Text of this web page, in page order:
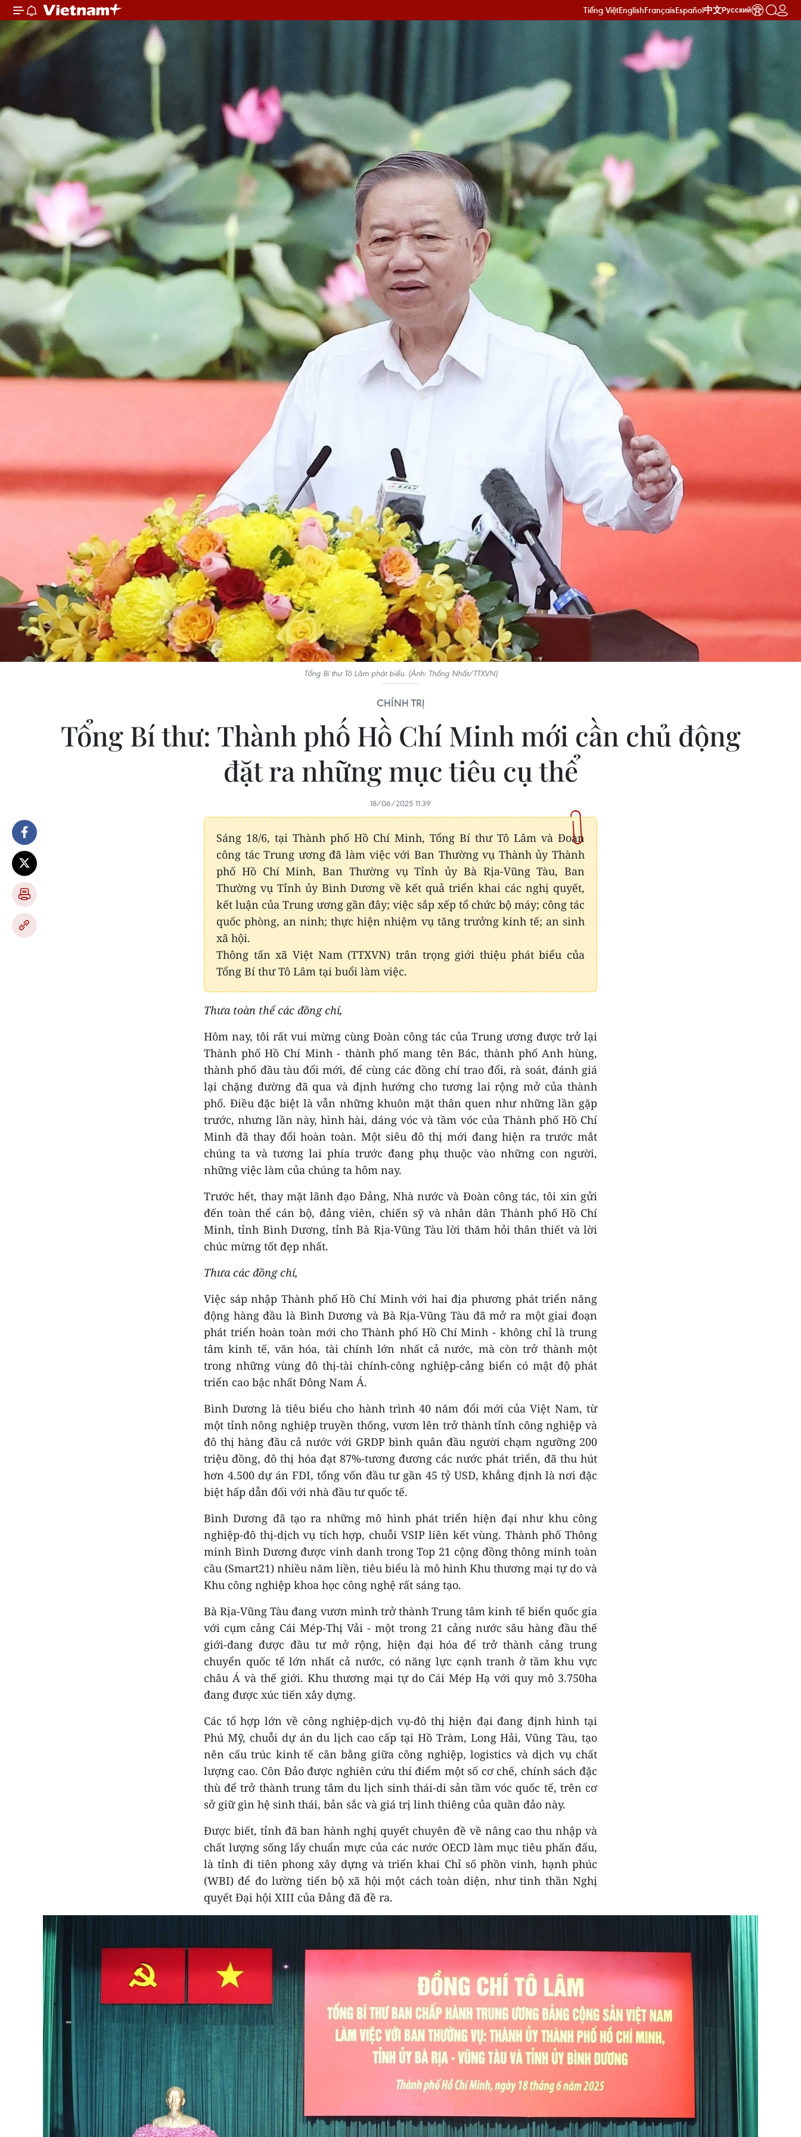
Tiếng ViệtEnglishFrançaisEspañol中文Русский
Tổng Bí thư Tô Lâm phát biểu. (Ảnh: Thống Nhất/TTXVN)
CHÍNH TRỊ
Tổng Bí thư: Thành phố Hồ Chí Minh mới cần chủ động
đặt ra những mục tiêu cụ thể
18/06/2025 11:39
Sáng 18/6, tại Thành phố Hồ Chí Minh, Tổng Bí thư Tô Lâm và Đoàn
công tác Trung ương đã làm việc với Ban Thường vụ Thành ủy Thành
phố Hồ Chí Minh, Ban Thường vụ Tỉnh ủy Bà Rịa-Vũng Tàu, Ban
Thường vụ Tỉnh ủy Bình Dương về kết quả triển khai các nghị quyết,
kết luận của Trung ương gần đây; việc sắp xếp tổ chức bộ máy; công tác
quốc phòng, an ninh; thực hiện nhiệm vụ tăng trưởng kinh tế; an sinh
xã hội.
Thông tấn xã Việt Nam (TTXVN) trân trọng giới thiệu phát biểu của
Tổng Bí thư Tô Lâm tại buổi làm việc.
Thưa toàn thể các đồng chí,
Hôm nay, tôi rất vui mừng cùng Đoàn công tác của Trung ương được trở lại
Thành phố Hồ Chí Minh - thành phố mang tên Bác, thành phố Anh hùng,
thành phố đầu tàu đổi mới, để cùng các đồng chí trao đổi, rà soát, đánh giá
lại chặng đường đã qua và định hướng cho tương lai rộng mở của thành
phố. Điều đặc biệt là vẫn những khuôn mặt thân quen như những lần gặp
trước, nhưng lần này, hình hài, dáng vóc và tầm vóc của Thành phố Hồ Chí
Minh đã thay đổi hoàn toàn. Một siêu đô thị mới đang hiện ra trước mắt
chúng ta và tương lai phía trước đang phụ thuộc vào những con người,
những việc làm của chúng ta hôm nay.
Trước hết, thay mặt lãnh đạo Đảng, Nhà nước và Đoàn công tác, tôi xin gửi
đến toàn thể cán bộ, đảng viên, chiến sỹ và nhân dân Thành phố Hồ Chí
Minh, tỉnh Bình Dương, tỉnh Bà Rịa-Vũng Tàu lời thăm hỏi thân thiết và lời
chúc mừng tốt đẹp nhất.
Thưa các đồng chí,
Việc sáp nhập Thành phố Hồ Chí Minh với hai địa phương phát triển năng
động hàng đầu là Bình Dương và Bà Rịa-Vũng Tàu đã mở ra một giai đoạn
phát triển hoàn toàn mới cho Thành phố Hồ Chí Minh - không chỉ là trung
tâm kinh tế, văn hóa, tài chính lớn nhất cả nước, mà còn trở thành một
trong những vùng đô thị-tài chính-công nghiệp-cảng biển có mật độ phát
triển cao bậc nhất Đông Nam Á.
Bình Dương là tiêu biểu cho hành trình 40 năm đổi mới của Việt Nam, từ
một tỉnh nông nghiệp truyền thống, vươn lên trở thành tỉnh công nghiệp và
đô thị hàng đầu cả nước với GRDP bình quân đầu người chạm ngưỡng 200
triệu đồng, đô thị hóa đạt 87%-tương đương các nước phát triển, đã thu hút
hơn 4.500 dự án FDI, tổng vốn đầu tư gần 45 tỷ USD, khẳng định là nơi đặc
biệt hấp dẫn đối với nhà đầu tư quốc tế.
Bình Dương đã tạo ra những mô hình phát triển hiện đại như khu công
nghiệp-đô thị-dịch vụ tích hợp, chuỗi VSIP liên kết vùng. Thành phố Thông
minh Bình Dương được vinh danh trong Top 21 cộng đồng thông minh toàn
cầu (Smart21) nhiều năm liền, tiêu biểu là mô hình Khu thương mại tự do và
Khu công nghiệp khoa học công nghệ rất sáng tạo.
Bà Rịa-Vũng Tàu đang vươn mình trở thành Trung tâm kinh tế biển quốc gia
với cụm cảng Cái Mép-Thị Vải - một trong 21 cảng nước sâu hàng đầu thế
giới-đang được đầu tư mở rộng, hiện đại hóa để trở thành cảng trung
chuyển quốc tế lớn nhất cả nước, có năng lực cạnh tranh ở tầm khu vực
châu Á và thế giới. Khu thương mại tự do Cái Mép Hạ với quy mô 3.750ha
đang được xúc tiến xây dựng.
Các tổ hợp lớn về công nghiệp-dịch vụ-đô thị hiện đại đang định hình tại
Phú Mỹ, chuỗi dự án du lịch cao cấp tại Hồ Tràm, Long Hải, Vũng Tàu, tạo
nên cấu trúc kinh tế cân bằng giữa công nghiệp, logistics và dịch vụ chất
lượng cao. Côn Đảo được nghiên cứu thí điểm một số cơ chế, chính sách đặc
thù để trở thành trung tâm du lịch sinh thái-di sản tầm vóc quốc tế, trên cơ
sở giữ gìn hệ sinh thái, bản sắc và giá trị linh thiêng của quần đảo này.
Được biết, tỉnh đã ban hành nghị quyết chuyên đề về nâng cao thu nhập và
chất lượng sống lấy chuẩn mực của các nước OECD làm mục tiêu phấn đấu,
là tỉnh đi tiên phong xây dựng và triển khai Chỉ số phồn vinh, hạnh phúc
(WBI) để đo lường tiến bộ xã hội một cách toàn diện, như tinh thần Nghị
quyết Đại hội XIII của Đảng đã đề ra.